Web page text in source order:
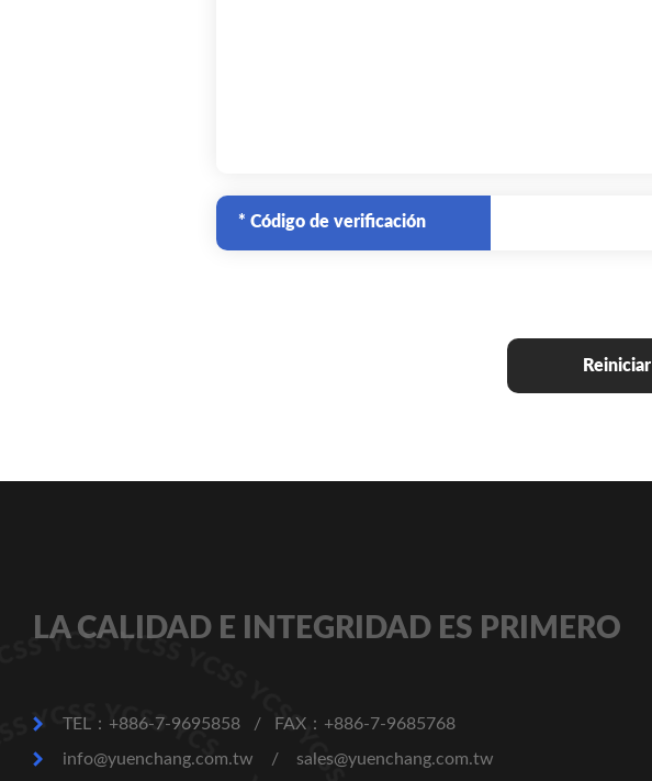
* Código de verificación
Reiniciar
LA CALIDAD E INTEGRIDAD ES PRIMERO
TEL：+886-7-9695858 /
FAX：+886-7-9685768
info@yuenchang.com.tw
/ sales@yuenchang.com.tw